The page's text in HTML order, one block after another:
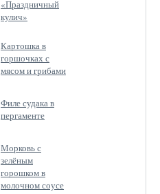
«Праздничный
кулич»
Картошка в
горшочках с
мясом и грибами
Филе судака в
пергаменте
Морковь с
зелёным
горошком в
молочном соусе